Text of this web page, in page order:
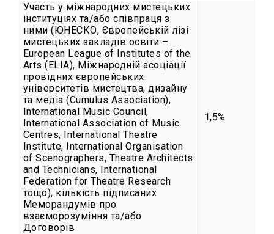
Участь у міжнародних мистецьких
інституціях та/або співпраця з
ними (ЮНЕСКО, Європейській лізі
мистецьких закладів освіти –
European League of Institutes of the
Arts (ELIA), Міжнародній асоціації
провідних європейських
університетів мистецтва, дизайну
та медіа (Cumulus Association),
International Music Council,
International Association of Music
Centres, International Theatre
Institute, International Organisation
of Scenographers, Theatre Architects
and Technicians, International
Federation for Theatre Research
тощо), кількість підписаних
Меморандумів про
взаєморозуміння та/або
Договорів
1,5%